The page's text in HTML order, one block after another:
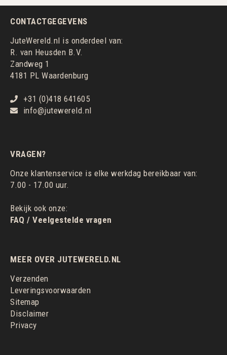
CONTACTGEGEVENS
JuteWereld.nl is onderdeel van:
R. van Heusden B.V.
Zandweg 1
4181 PL Waardenburg
+31 (0)418 641605
info@jutewereld.nl
VRAGEN?
Onze klantenservice is elke werkdag bereikbaar van:
7.00 - 17.00 uur.
Bekijk ook onze:
FAQ / Veelgestelde vragen
MEER OVER JUTEWERELD.NL
Verzenden
Leveringsvoorwaarden
Sitemap
Disclaimer
Privacy